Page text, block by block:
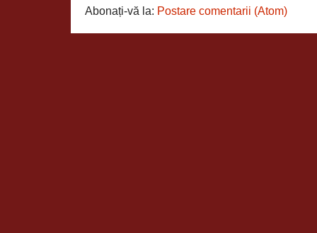
Abonați-vă la: Postare comentarii (Atom)